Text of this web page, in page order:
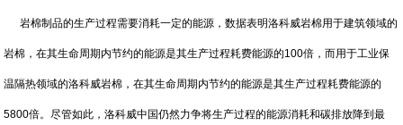
岩棉制品的生产过程需要消耗一定的能源，数据表明洛科威岩棉用于建筑领域的
岩棉，在其生命周期内节约的能源是其生产过程耗费能源的100倍，而用于工业保
温隔热领域的洛科威岩棉，在其生命周期内节约的能源是其生产过程耗费能源的
5800倍。尽管如此，洛科威中国仍然力争将生产过程的能源消耗和碳排放降到最